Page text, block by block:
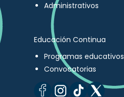
Administrativos
Educación Continua
Programas educativos
Convocatorias